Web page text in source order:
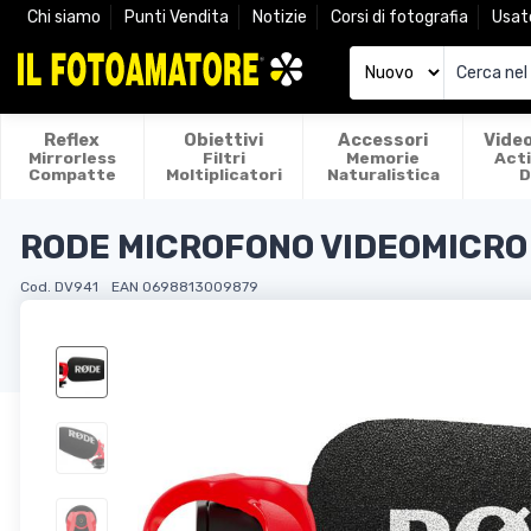
Chi siamo Punti Vendita Notizie Corsi di fotografia
Reflex
Mirrorless
Compatte
Obiettivi
Filtri
Moltiplicatori
Accessori
Memorie
Naturalistica
RODE MICROFONO
Cod. DV941 EAN 0698813009879